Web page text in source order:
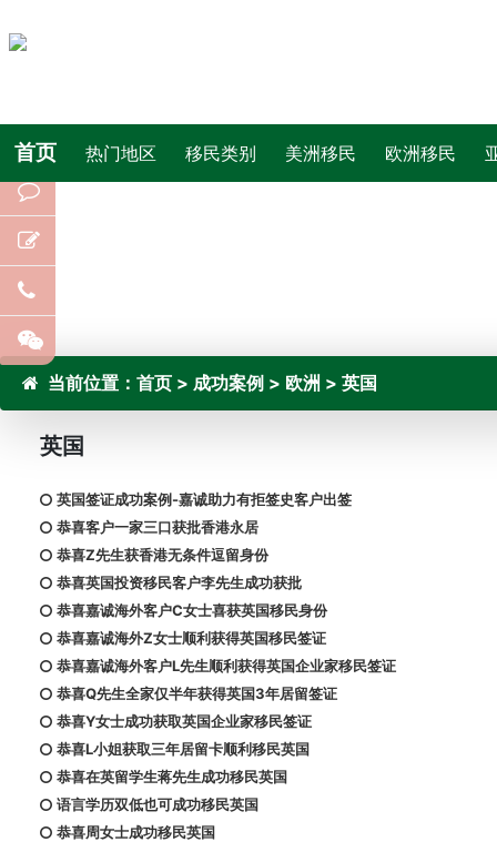
首页 热门地区 移民类别 美洲移民 欧洲移民
当前位置： 首页 > 成功案例 > 欧洲 > 英国
英国
英国签证成功案例-嘉诚助力有拒签史客户出签
恭喜客户一家三口获批香港永居
恭喜Z先生获香港无条件逗留身份
恭喜英国投资移民客户李先生成功获批
恭喜嘉诚海外客户C女士喜获英国移民身份
恭喜嘉诚海外Z女士顺利获得英国移民签证
恭喜嘉诚海外客户L先生顺利获得英国企业家移民签证
恭喜Q先生全家仅半年获得英国3年居留签证
恭喜Y女士成功获取英国企业家移民签证
恭喜L小姐获取三年居留卡顺利移民英国
恭喜在英留学生蒋先生成功移民英国
语言学历双低也可成功移民英国
恭喜周女士成功移民英国